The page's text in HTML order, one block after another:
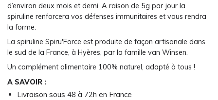
d’environ deux mois et demi. A raison de 5g par jour la
spiruline renforcera vos défenses immunitaires et vous rendra
la forme.
La spiruline Spiru'Force est produite de façon artisanale dans
le sud de la France, à Hyères, par la famille van Winsen.
Un complément alimentaire 100% naturel, adapté à tous !
A SAVOIR :
Livraison sous 48 à 72h en France